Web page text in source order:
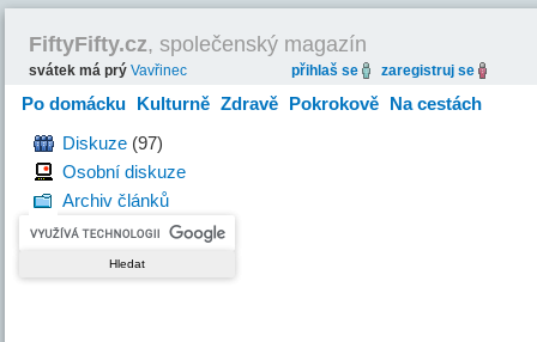
FiftyFifty.cz, společenský magazín
svátek má prýVavřinec přihlaš se zaregistruj se
Po domácku Kulturně Zdravě Pokrokově Na cestách
HravěDiskuze (97)
Osobní diskuze
Archiv článků